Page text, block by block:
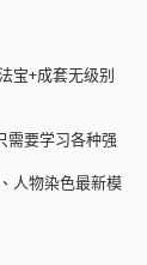
宝+成套无级别
需要学习各种强
人物染色最新模